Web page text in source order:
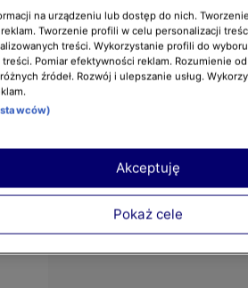
na urządzeniu lub dostęp do nich.
Tworzenie profili w celu personalizacji
treści. Wykorzystanie profili do
Pomiar efektywności reklam. Rozumienie
źródeł. Rozwój i ulepszanie usług.
Pokaż cele
Akceptuję